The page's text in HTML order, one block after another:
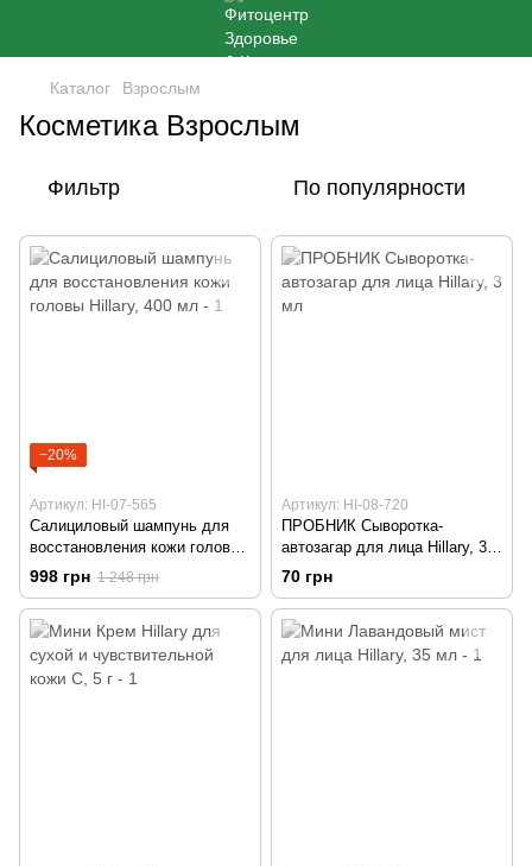
Каталог Взрослым
Косметика Взрослым
Фильтр По популярности
−20%
Артикул: HI-07-565
Салициловый шампунь для
восстановления кожи головы
Hillary, 400 мл
998 грн 1 248 грн
Артикул: HI-08-720
ПРОБНИК Сыворотка-
автозагар для лица Hillary, 3
мл
70 грн